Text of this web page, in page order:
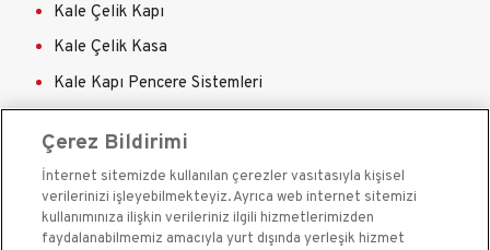
Kale Çelik Kapı
Kale Çelik Kasa
Kale Kapı Pencere Sistemleri
Çerez Bildirimi
İnternet sitemizde kullanılan çerezler vasıtasıyla kişisel
verilerinizi işleyebilmekteyiz. Ayrıca web internet sitemizi
kullanımınıza ilişkin verileriniz ilgili hizmetlerimizden
faydalanabilmemiz amacıyla yurt dışında yerleşik hizmet